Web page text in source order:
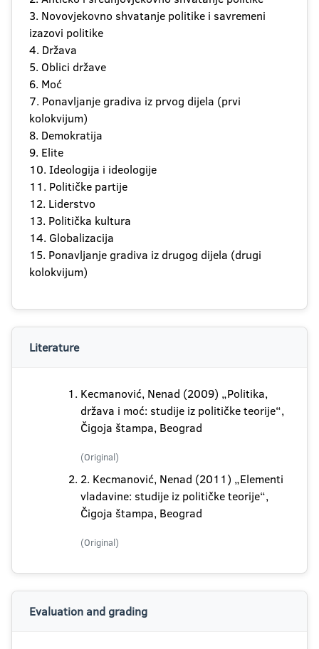
3. Novovjekovno shvatanje politike i savremeni
izazovi politike
4. Država
5. Oblici države
6. Moć
7. Ponavljanje gradiva iz prvog dijela (prvi
kolokvijum)
8. Demokratija
9. Elite
10. Ideologija i ideologije
11. Političke partije
12. Liderstvo
13. Politička kultura
14. Globalizacija
15. Ponavljanje gradiva iz drugog dijela (drugi
kolokvijum)
Literature
Kecmanović, Nenad (2009) „Politika,
država i moć: studije iz političke teorije“,
Čigoja štampa, Beograd
(Original)
2. Kecmanović, Nenad (2011) „Elementi
vladavine: studije iz političke teorije“,
Čigoja štampa, Beograd
(Original)
Evaluation and grading